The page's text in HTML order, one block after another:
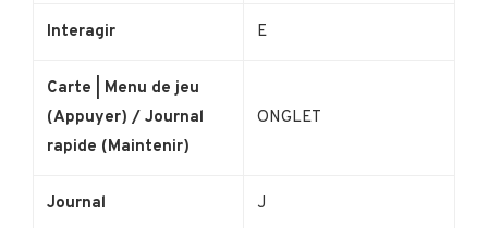
Interagir E
Carte | Menu de jeu
(Appuyer) / Journal
rapide (Maintenir)
ONGLET
Journal J